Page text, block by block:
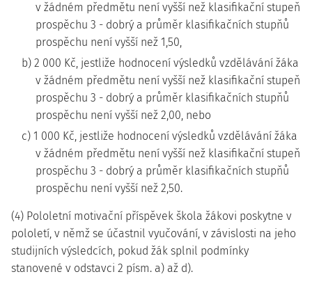
v žádném předmětu není vyšší než klasifikační stupeň
prospěchu 3 - dobrý a průměr klasifikačních stupňů
prospěchu není vyšší než 1,50,
b) 2 000 Kč, jestliže hodnocení výsledků vzdělávání žáka
v žádném předmětu není vyšší než klasifikační stupeň
prospěchu 3 - dobrý a průměr klasifikačních stupňů
prospěchu není vyšší než 2,00, nebo
c) 1 000 Kč, jestliže hodnocení výsledků vzdělávání žáka
v žádném předmětu není vyšší než klasifikační stupeň
prospěchu 3 - dobrý a průměr klasifikačních stupňů
prospěchu není vyšší než 2,50.
(4) Pololetní motivační příspěvek škola žákovi poskytne v
pololetí, v němž se účastnil vyučování, v závislosti na jeho
studijních výsledcích, pokud žák splnil podmínky
stanovené v odstavci 2 písm. a) až d).